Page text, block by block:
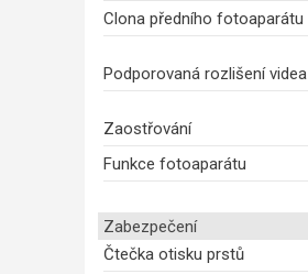
Clona předního fotoaparátu
Podporovaná rozlišení videa
Zaostřování
Funkce fotoaparátu
Zabezpečení
Čtečka otisku prstů